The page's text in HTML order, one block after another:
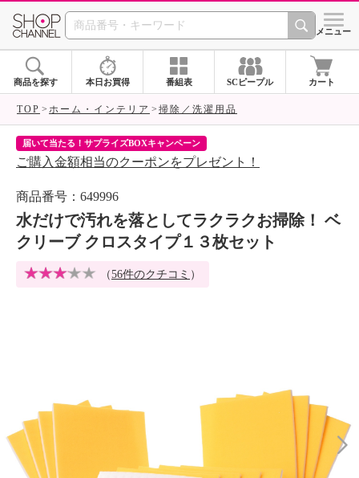
SHOP CHANNEL シメニュー
商品を探す 本日お買得 番組表 SCピープル カート
TOP ホーム・インテリア 掃除／洗濯用品
届いて当たる！サプライズBOXキャンペーン
ご購入金額相当のクーポンをプレゼント！
商品番号：649996
水だけで汚れを落としてラクラクお掃除！ ベ
クリーブ クロスタイプ１３枚セット
（56件のクチコミ ）